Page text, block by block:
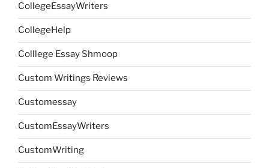
CollegeEssayWriters
CollegeHelp
Colllege Essay Shmoop
Custom Writings Reviews
Customessay
CustomEssayWriters
CustomWriting